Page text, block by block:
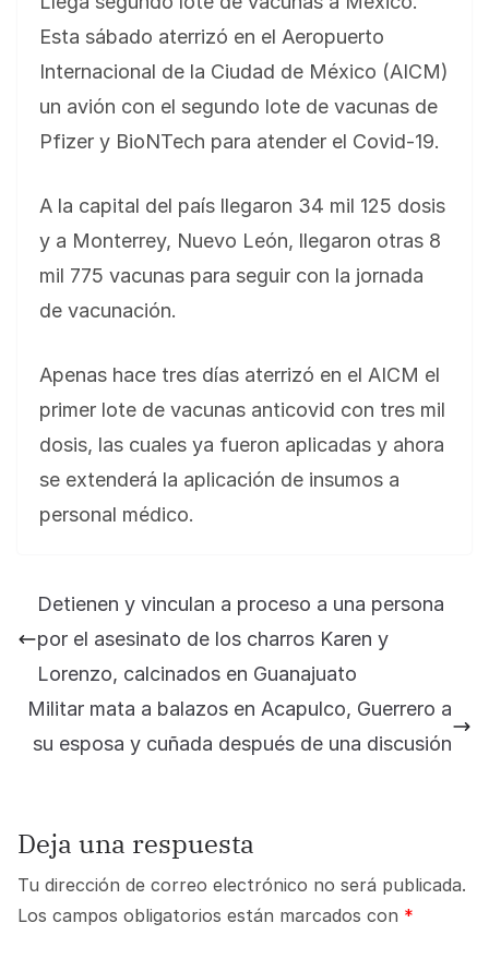
Esta sábado aterrizó en el Aeropuerto
Internacional de la Ciudad de México (AICM)
un avión con el segundo lote de vacunas de
Pfizer y BioNTech para atender el Covid-19.
A la capital del país llegaron 34 mil 125 dosis
y a Monterrey, Nuevo León, llegaron otras 8
mil 775 vacunas para seguir con la jornada
de vacunación.
Apenas hace tres días aterrizó en el AICM el
primer lote de vacunas anticovid con tres mil
dosis, las cuales ya fueron aplicadas y ahora
se extenderá la aplicación de insumos a
personal médico.
Detienen y vinculan a proceso a una persona
por el asesinato de los charros Karen y
Lorenzo, calcinados en Guanajuato
Militar mata a balazos en Acapulco, Guerrero a
su esposa y cuñada después de una discusión
Deja una respuesta
Tu dirección de correo electrónico no será publicada.
Los campos obligatorios están marcados con *